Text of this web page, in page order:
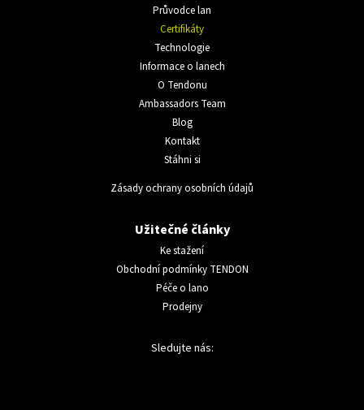
Průvodce lan
Certifikáty
Technologie
Informace o lanech
O Tendonu
Ambassadors Team
Blog
Kontakt
Stáhni si
Zásady ochrany osobních údajů
Užitečné články
Ke stažení
Obchodní podmínky TENDON
Péče o lano
Prodejny
Sledujte nás: